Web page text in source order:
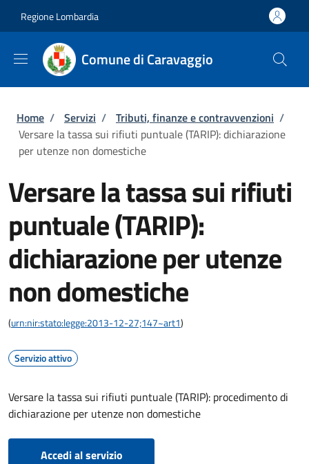
Regione Lombardia
Comune di Caravaggio
Briciole di pane
Home / Servizi / Tributi, finanze e contravvenzioni /
Versare la tassa sui rifiuti puntuale (TARIP): dichiarazione
per utenze non domestiche
Versare la tassa sui rifiuti
puntuale (TARIP):
dichiarazione per utenze
non domestiche
(urn:nir:stato:legge:2013-12-27;147~art1)
Servizio attivo
Versare la tassa sui rifiuti puntuale (TARIP): procedimento di
dichiarazione per utenze non domestiche
Accedi al servizio